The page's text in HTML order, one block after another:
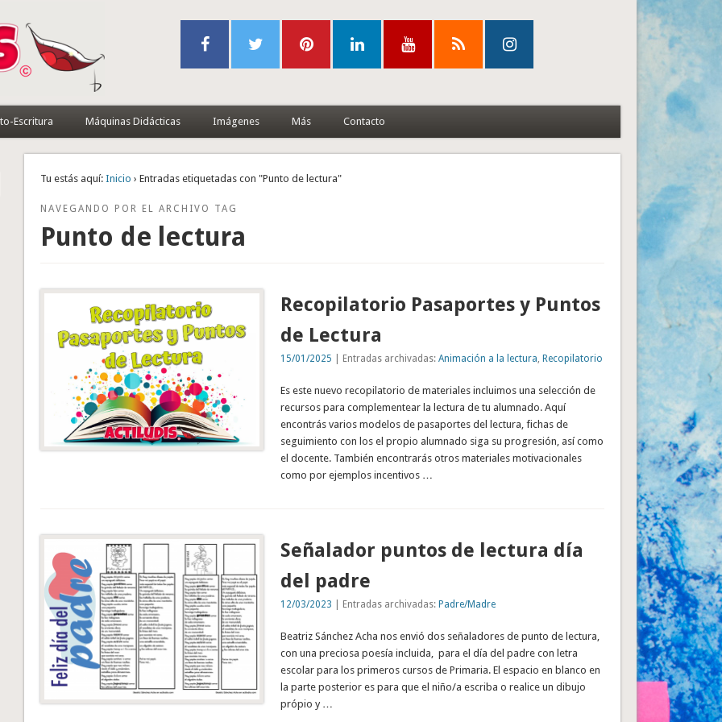
Escritura Máquinas Didácticas Imágenes Más Contacto
Tu estás aquí: Inicio › Entradas etiquetadas con "Punto de lectura"
NAVEGANDO POR EL ARCHIVO TAG
Punto de lectura
Recopilatorio Pasaportes y Puntos
de Lectura
15/01/2025 | Entradas archivadas: Animación a la lectura Recopilatorio
Es este nuevo recopilatorio de materiales incluimos una selección de
recursos para complementear la lectura de tu alumnado. Aquí
encontrás varios modelos de pasaportes del lectura, fichas de
seguimiento con los el propio alumnado siga su progresión, así como
el docente. También encontrarás otros materiales motivacionales
como por ejemplos incentivos …
Señalador puntos de lectura día
del padre
12/03/2023 | Entradas archivadas: Padre/Madre
Beatriz Sánchez Acha nos envió dos señaladores de punto de lectura,
con una preciosa poesía incluida, para el día del padre con letra
escolar para los primeros cursos de Primaria. El espacio en blanco en
la parte posterior es para que el niño/a escriba o realice un dibujo
própio y …